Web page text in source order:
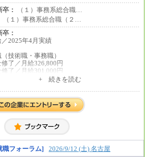
：
（１）事務系総合職…
（１）事務系総合職（２…
：
2025年4月実績
技術職・事務職）
修了／月給326,800円
修了／月給301,000円
卒／月給282,000円
（本科）／月給256,000円
務職
卒（専攻科）／月給206,400円
卒（本科）月給197,800円
／月給197,800円
（2年）／月給197,800円
+ 続きを読む
職フォーラム] 2026/9/12 (土) 名古屋